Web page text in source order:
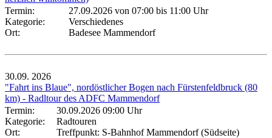
Termin:
27.09.2026 von 07:00 bis 11:00 Uhr
Kategorie:
Verschiedenes
Ort:
Badesee Mammendorf
30.09. 2026
"Fahrt ins Blaue", nordöstlicher Bogen nach Fürstenfeldbruck (80
km) - Radltour des ADFC Mammendorf
Termin:
30.09.2026 09:00 Uhr
Kategorie:
Radtouren
Ort:
Treffpunkt: S-Bahnhof Mammendorf (Südseite)